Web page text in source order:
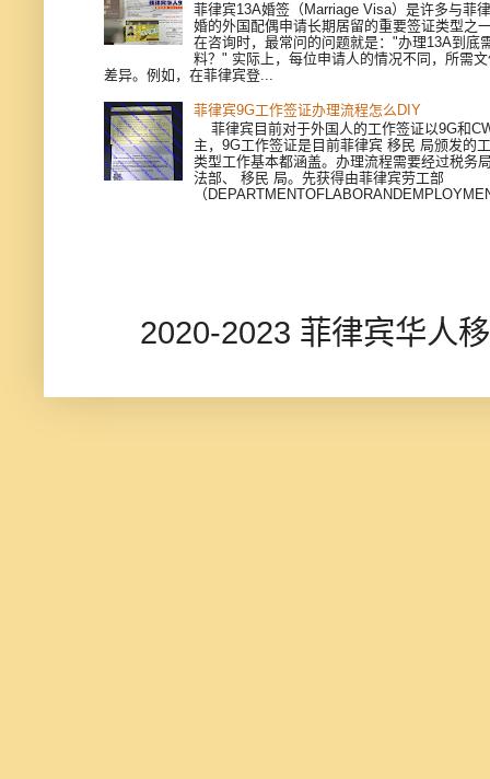
菲律宾13A婚签（Marriage Visa）是许多与菲
婚的外国配偶申请长期居留的重要签证类型之
在咨询时，最常问的问题就是："办理13A到底
料？" 实际上，每位申请人的情况不同，所需
差异。例如，在菲律宾登...
菲律宾9G工作签证办理流程怎么DIY
菲律宾目前对于外国人的工作签证以9G和
主，9G工作签证是目前菲律宾 移民 局颁发的
类型工作基本都涵盖。办理流程需要经过税务
法部、 移民 局。先获得由菲律宾劳工部
（
2020-2023 菲律宾华人